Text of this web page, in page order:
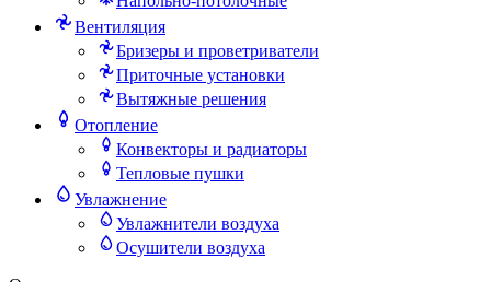
Вентиляция
Бризеры и проветриватели
Приточные установки
Вытяжные решения
Отопление
Конвекторы и радиаторы
Тепловые пушки
Увлажнение
Увлажнители воздуха
Осушители воздуха